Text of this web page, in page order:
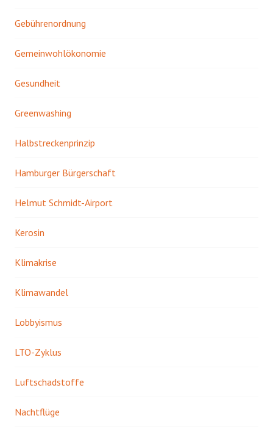
Gebührenordnung
Gemeinwohlökonomie
Gesundheit
Greenwashing
Halbstreckenprinzip
Hamburger Bürgerschaft
Helmut Schmidt-Airport
Kerosin
Klimakrise
Klimawandel
Lobbyismus
LTO-Zyklus
Luftschadstoffe
Nachtflüge